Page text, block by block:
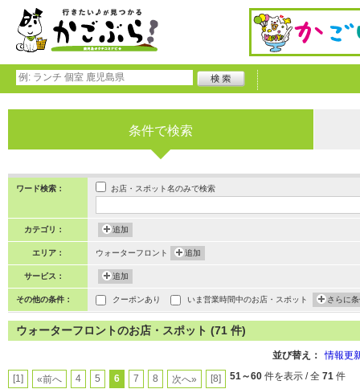
条件で検索
ワード検索： お店・スポット名のみで検索
カテゴリ： 追加
エリア： ウォーターフロント 追加
サービス： 追加
その他の条件： クーポンあり いま営業時間中のお店・スポット さらに
ウォーターフロントのお店・スポット (71 件)
並び替え： 情報更
[1] «前へ 4 5 6 7 8 次へ» [8] 51～60 件を表示 / 全 71 件